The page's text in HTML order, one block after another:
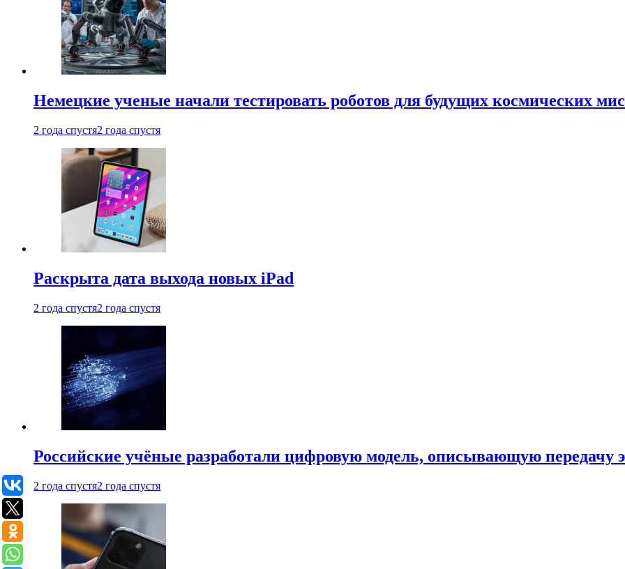
Немецкие ученые начали тестировать роботов для будущих космических
2 года спустя2 года спустя
Раскрыта дата выхода новых iPad
2 года спустя2 года спустя
Российские учёные разработали цифровую модель, описывающую передачу
2 года спустя2 года спустя